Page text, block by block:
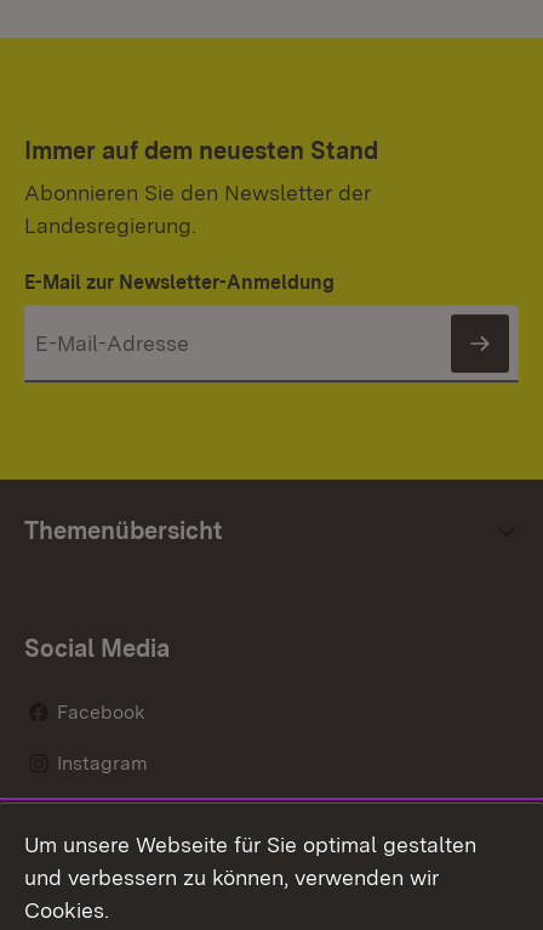
Immer auf dem neuesten Stand
Abonnieren Sie den Newsletter der
Landesregierung.
E-Mail zur Newsletter-Anmeldung
Themenübersicht
Social Media
Facebook
Instagram
Mastodon
Youtube
Um unsere Webseite für Sie optimal gestalten
und verbessern zu können, verwenden wir
Cookies.